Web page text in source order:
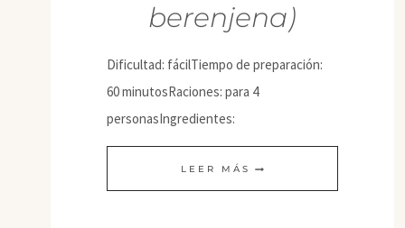
berenjena)
Dificultad: fácilTiempo de preparación:
60 minutosRaciones: para 4
personasIngredientes:
LEER MÁS BABAGANOUSH
(PATÉ